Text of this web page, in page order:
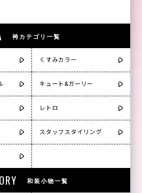
袴カテゴリ一覧
くすみカラー
キュート&ガーリー
レトロ
スタッフスタイリング
和装小物一覧